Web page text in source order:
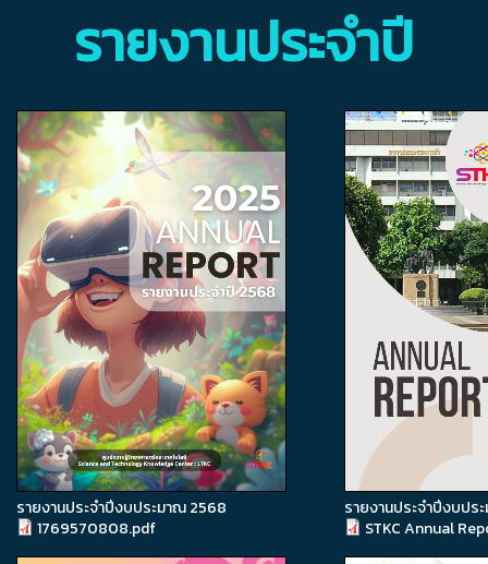
รายงานประจำปี
รายงานประจำปีงบประมาณ 2568
1769570808.pdf
รายงานประจำปีงบปร
STKC Annual